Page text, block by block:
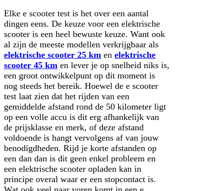
Elke e scooter test is het over een aantal
dingen eens. De keuze voor een elektrische
scooter is een heel bewuste keuze. Want ook
al zijn de meeste modellen verkrijgbaar als
elektrische scooter 25 km en elektrische
scooter 45 km en lever je op snelheid niks is,
een groot ontwikkelpunt op dit moment is
nog steeds het bereik. Hoewel de e scooter
test laat zien dat het rijden van een
gemiddelde afstand rond de 50 kilometer ligt
op een volle accu is dit erg afhankelijk van
de prijsklasse en merk, of deze afstand
voldoende is hangt vervolgens af van jouw
benodigdheden. Rijd je korte afstanden op
een dan dan is dit geen enkel probleem en
een elektrische scooter opladen kan in
principe overal waar er een stopcontact is.